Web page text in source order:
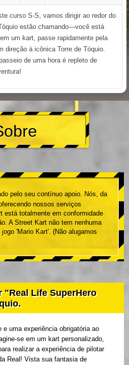
curso S-S, vamos dirigir ao redor do
estão chamando—você está
um kart, passe rapidamente pela
direção à icônica Torre de Tóquio.
de uma hora é repleto de
pelo seu contínuo apoio. Nós, da
nossos serviços
está totalmente em conformidade
A Street Kart não tem nenhuma
'Mario Kart'. (Não alugamos
"Real Life SuperHero
e uma experiência obrigatória ao
se em um kart personalizado,
realizar a experiência de pilotar
Real! Vista sua fantasia de